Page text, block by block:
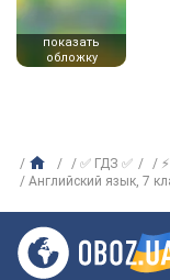
показать
обложку
✅ ГДЗ ✅
Английский язык, 7